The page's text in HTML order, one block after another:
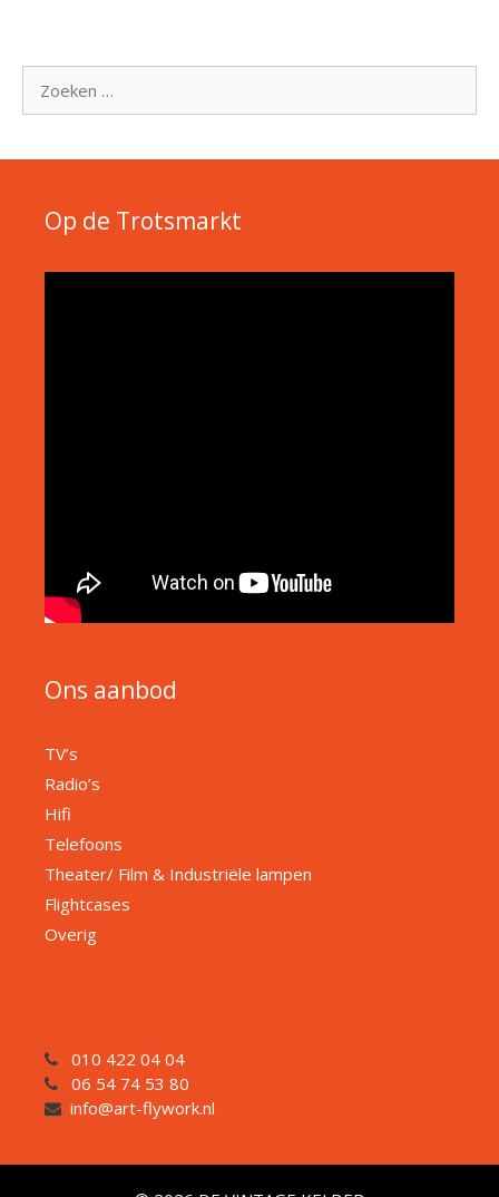
naar:
Op de Trotsmarkt
Ons aanbod
TV’s
Radio’s
Hifi
Telefoons
Theater/ Film & Industriële lampen
Flightcases
Overig
010 422 04 04
06 54 74 53 80
info@art-flywork.nl